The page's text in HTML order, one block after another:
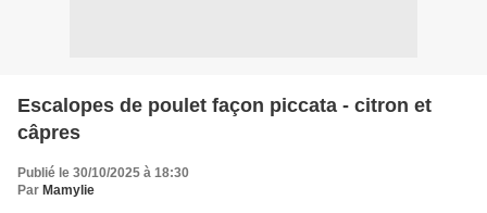
Escalopes de poulet façon piccata - citron et
câpres
Publié le 30/10/2025 à 18:30
Par Mamylie